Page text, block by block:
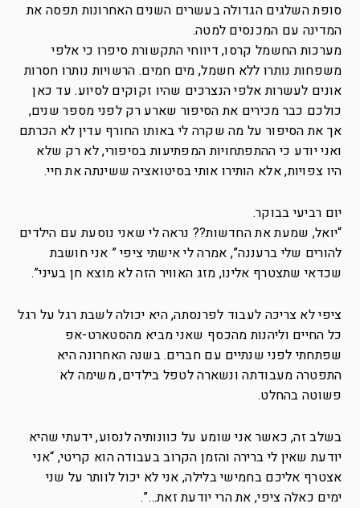
סופת השלגים הגדולה בעשרים השנים האחרונות תפסה את
המדינה עם המכנסים למטה.
מערכות החשמל קרסו, דיווחי התקשורת סיפרו כי אלפי
משפחות נותרו ללא חשמל, מים חמים. הרשויות נותרו חסרות
אונים לעשרות אלפי הנצרכים שהיו זקוקים לסיוע. עד כאן
כולכם כבר מכירים את הסיפור שארע רק לפני מספר שנים,
אך את הסיפור על מה שקרה לי באותו החורף עדין לא הכרתם
ואני יודע כי ההתפתחויות המפתיעות בסיפורי, לא רק שלא
היו צפויות, אלא הותירו אותי בסיטואציה ששינתה את חיי.
יום רביעי בבוקר.
“יואל, שמעת את החדשות?? נראה לי שאני נוסעת עם הילדים
להורים שלי ברעננה”, אמרה לי אישתי ציפי ” אני חושבת
שכדאי שתצטרף אלינו, מזג האוויר הזה לא מוצא חן בעיני”.
ציפי לא צריכה לעבוד לפרנסתה, היא יכולה לשבת רגל על רגל
כל החיים וליהנות מהכסף שאני מביא מהסטארט-אפ
שפתחתי לפני שנתיים עם חברים. בשנה האחרונה היא
התפטרה מעבודתה ונשארה לטפל בילדים, משימה לא
פשוטה בהחלט.
בשלב זה, כאשר אני שומע על כוונותיה לנסוע, ידעתי שהיא
יודעת שאין לי ברירה והזמן הקרוב בעבודה הוא קריטי, “אני
אצטרף אליכם בחמישי בלילה, אני לא יכול לוותר על שני
ימים כאלה ציפי, את הרי יודעת זאת…”.